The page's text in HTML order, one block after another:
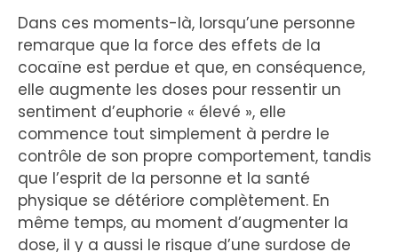
Dans ces moments-là, lorsqu’une personne
remarque que la force des effets de la
cocaïne est perdue et que, en conséquence,
elle augmente les doses pour ressentir un
sentiment d’euphorie « élevé », elle
commence tout simplement à perdre le
contrôle de son propre comportement, tandis
que l’esprit de la personne et la santé
physique se détériore complètement. En
même temps, au moment d’augmenter la
dose, il y a aussi le risque d’une surdose de